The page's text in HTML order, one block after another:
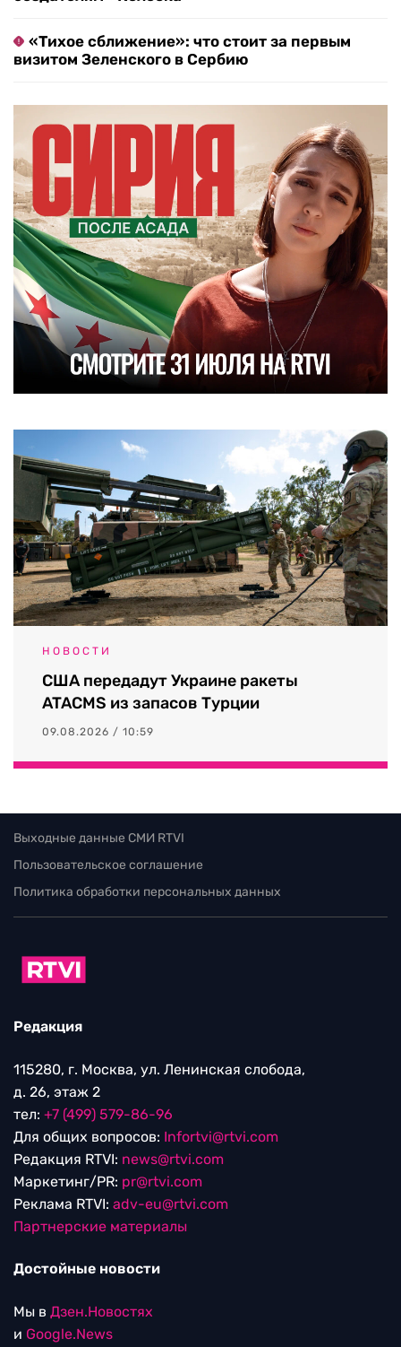
«Тихое сближение»: что стоит за первым
визитом Зеленского в Сербию
НОВОСТИ
США передадут Украине ракеты
ATACMS из запасов Турции
09.08.2026 / 10:59
Выходные данные СМИ RTVI
Пользовательское соглашение
Политика обработки персональных данных
Редакция
115280, г. Москва, ул. Ленинская слобода,
д. 26, этаж 2
тел: +7 (499) 579-86-96
Для общих вопросов: Infortvi@rtvi.com
Редакция RTVI: news@rtvi.com
Маркетинг/PR: pr@rtvi.com
Реклама RTVI: adv-eu@rtvi.com
Партнерские материалы
Достойные новости
Мы в Дзен.Новостях
и Google.News